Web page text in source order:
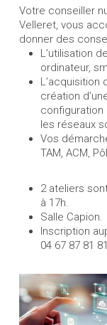
Votre conseiller
Velleret, vous
donner des
L’utilisation
ordinateur,
L’acquisition
création
configuration
les réseaux
Vos
TAM, ACM,
2 ateliers
à 17h.
Salle Capion.
Inscription
04 67 87 81